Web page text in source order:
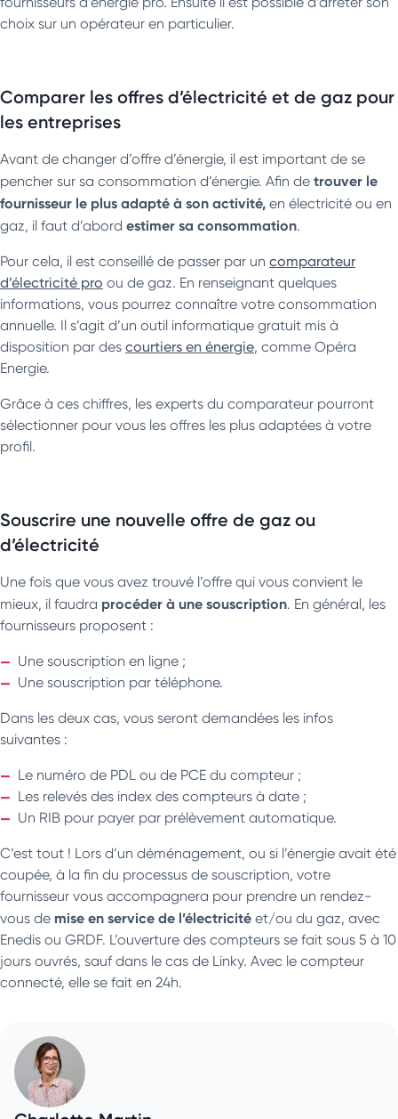
choix sur un opérateur en particulier.
Comparer les offres d’électricité et de gaz pour
les entreprises
Avant de changer d’offre d’énergie, il est important de se
pencher sur sa consommation d’énergie. Afin de trouver le
fournisseur le plus adapté à son activité, en électricité ou en
gaz, il faut d’abord estimer sa consommation.
Pour cela, il est conseillé de passer par un comparateur
d’électricité pro ou de gaz. En renseignant quelques
informations, vous pourrez connaître votre consommation
annuelle. Il s’agit d’un outil informatique gratuit mis à
disposition par des courtiers en énergie, comme Opéra
Energie.
Grâce à ces chiffres, les experts du comparateur pourront
sélectionner pour vous les offres les plus adaptées à votre
profil.
Souscrire une nouvelle offre de gaz ou
d’électricité
Une fois que vous avez trouvé l’offre qui vous convient le
mieux, il faudra procéder à une souscription. En général, les
fournisseurs proposent :
Une souscription en ligne ;
Une souscription par téléphone.
Dans les deux cas, vous seront demandées les infos
suivantes :
Le numéro de PDL ou de PCE du compteur ;
Les relevés des index des compteurs à date ;
Un RIB pour payer par prélèvement automatique.
C’est tout ! Lors d’un déménagement, ou si l’énergie avait été
coupée, à la fin du processus de souscription, votre
fournisseur vous accompagnera pour prendre un rendez-
vous de mise en service de l’électricité et/ou du gaz, avec
Enedis ou GRDF. L’ouverture des compteurs se fait sous 5 à 10
jours ouvrés, sauf dans le cas de Linky. Avec le compteur
connecté, elle se fait en 24h.